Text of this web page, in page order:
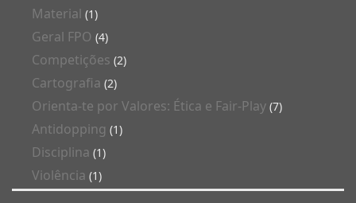
Material (1)
Geral FPO (4)
Competições (2)
Cartografia (2)
Orienta-te por Valores: Ética e Fair-Play (7)
Antidopping (1)
Disciplina (1)
Violência (1)